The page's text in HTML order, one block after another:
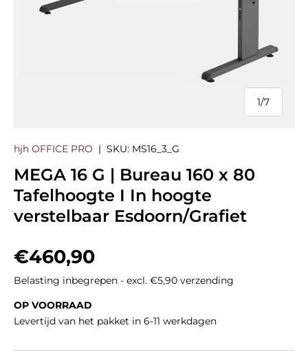
1/
van
7
hjh OFFICE PRO | SKU: MS16_3_G
MEGA 16 G | Bureau 160 x 80
Tafelhoogte I In hoogte
verstelbaar Esdoorn/Grafiet
Reguliere prijs
€460,90
Belasting inbegrepen - excl. €5,90 verzending
OP VOORRAAD
Levertijd van het pakket in 6-11 werkdagen